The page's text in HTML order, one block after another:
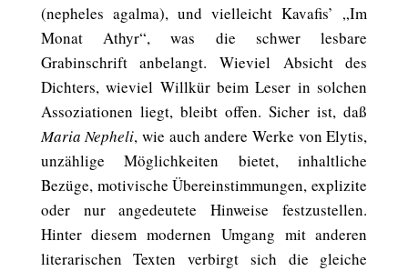
(nepheles agalma), und vielleicht Kavafis’ „Im
Monat Athyr“, was die schwer lesbare
Grabinschrift anbelangt. Wieviel Absicht des
Dichters, wieviel Willkür beim Leser in solchen
Assoziationen liegt, bleibt offen. Sicher ist, daß
Maria Nepheli, wie auch andere Werke von Elytis,
unzählige Möglichkeiten bietet, inhaltliche
Bezüge, motivische Übereinstimmungen, explizite
oder nur angedeutete Hinweise festzustellen.
Hinter diesem modernen Umgang mit anderen
literarischen Texten verbirgt sich die gleiche